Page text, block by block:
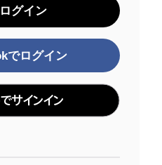
グイン
でログイン
インイン